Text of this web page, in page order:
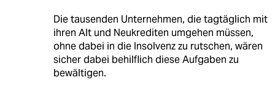
Die tausenden Unternehmen, die tagtäglich mit
ihren Alt und Neukrediten umgehen müssen,
ohne dabei in die Insolvenz zu rutschen, wären
sicher dabei behilflich diese Aufgaben zu
bewältigen.